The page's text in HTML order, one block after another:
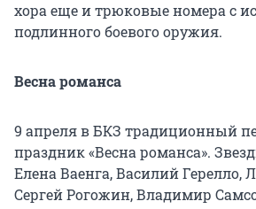
хора еще и трюковые номера с
подлинного боевого оружия.
Весна романса
9 апреля в БКЗ традиционный
праздник «Весна романса».
Елена Ваенга, Василий Герелло,
Сергей Рогожин, Владимир